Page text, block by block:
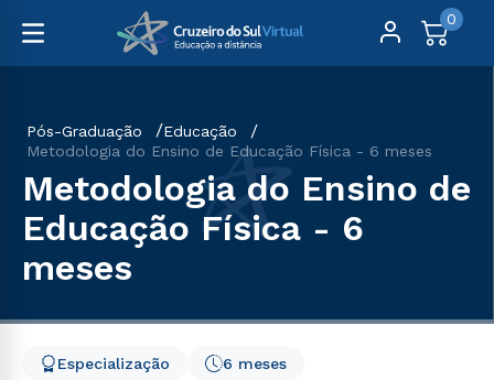
0
Pós-Graduação
Educação
Metodologia do Ensino de Educação Física - 6 meses
Metodologia do Ensino de
Educação Física - 6
meses
6 meses
Especialização